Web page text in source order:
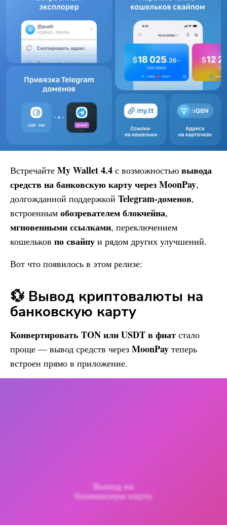
Встречайте My Wallet4.4 с возможностью вывода
средств на банковскую карту через MoonPay,
долгожданной поддержкой Telegram-доменов,
встроенным обозревателем блокчейна,
мгновенными ссылками, переключением
кошельков по свайпу и рядом других улучшений.
Вот что появилось в этом релизе:
💱 Вывод криптовалюты на
банковскую карту
Конвертировать TON или USDT в фиат стало
проще — вывод средств через MoonPay теперь
встроен прямо в приложение.